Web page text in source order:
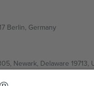
Berlin, Germany
Newark, Delaware 19713,